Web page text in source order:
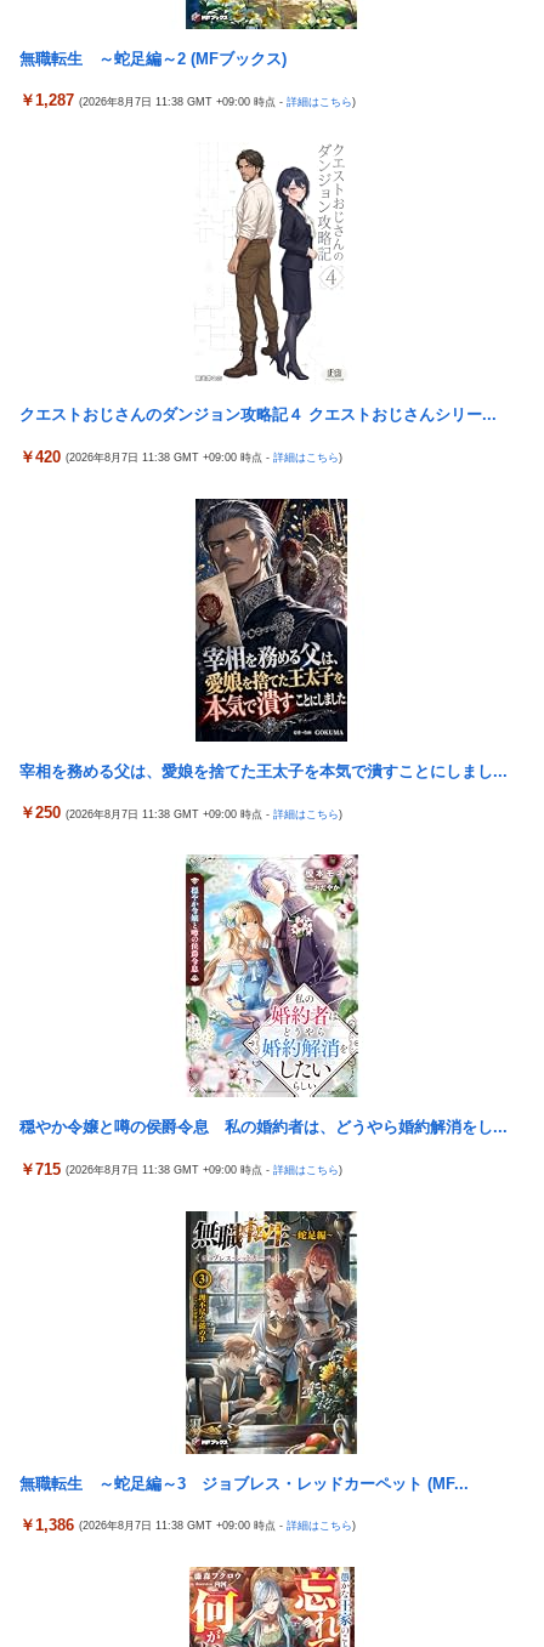
パチンコ配信者さん、ミスでSEEDをパンクさせてしまう…
投資家ワイ、スマホポチッとするだけで大金を稼いでしまう
積水ハウス「地面師に55億円騙し取られた…」ワイ「はえーかわ
いそう…会社滅茶苦茶やろなぁ」
ロッテ毛利海大、vs西武0.92 vsその他7.41
【新台】山佐「スマスロゼーガペインETR」販売告知にて筐体公
開来たぞ！次世代ゼーガシステム起動！！！
中国人22人がタイの空港で搭乗拒否される、警備員が「つり目」
ジェスチャー―香港メディア [8/6]
【動画】大阪府警のおっさん射殺映像が公開される。当然のよう
に無抵抗だったことが発覚
【緊急】世界各地で販売の中国企業Zbtlink製ルーター20機種に
的すぎる未来予測を提示して……
15歳少女に薬と酒飲ませカラオケ店で性的暴行、動画撮影 54歳
無職を再逮捕 動画770本も見つかる
大日本帝国陸軍「侵攻できたとして、食糧どうすんだよ」大本営
「現地調達」陸軍「え？」
【FF16】 「ファイナルファンタジー16」発売日が6/22に決定＆
最新PV公開！思ったより発売早い…もう半年後か！
韓国が独島を不法占拠？…日本の高校新教科書、また強引な主張
ドンキのうなぎ食べた14人が食中毒…3歳児から75歳まで被害
「日本放送協会です」と名乗る男にドアを開けたら地獄…テレビ
せた←警察官の神対応に感謝しかない
参政党・神谷代表、高市政権の食料品減税を「天下の愚策」と一
【艦これ】 E3-4のラスダンは航空優勢は取るの？取らないの？
【画像】 JKさん、日本最大級の”水かけ祭り”フェスでおっ〇ぱ
い丸見え！大量ぶっかけハプニングｗｗｗ
Switch2版『モンハンワイルズ』の動作環境が判明！
【画像】 『バニーガーデン』のフィギュア、マン肉が見えてしま
う
【NBA】エンビードが新シーズンに向けての好調ぶりを披露 な
鈴木奈々「垂れてたバストが上がった！」「今が一番バスト大き
い！」下着姿で豊満な美バストを披露
積水ハウス「地面師に55億円騙し取られた…」 ワイ「はえーかわ
いそう…会社滅茶苦茶やろなぁ」
海外「さすが日本！」日本の医療従事者の倫理観の高さに海外が
『ほの暮しの庭』パケ版初週売上、Switch2版「21965本」
Switch版「12458本」
伊藤裕樹、次戦勝利でタイトルマッチへ
勃発ｗｗｗ
【悲報】上沼恵美子ブチギレ「簡単にそうめん作れ言うけど、そ
うめん作りて地獄なんよ」
日経平均2013「1万円です」日経平均2026「6万円です」←これ
海外「新キャラもヤバいｗ」ヤニねこ第6話の海外反応
【画像】 『バニーガーデン』のフィギュア、マン肉が見えてしま
お足の状態の方を心配されてしまう
海外「さすが日本！」日本の医療従事者の倫理観の高さに海外が
「Sゴーゴージャグラー4KT（北電子）」「Lライザのアトリエ
KD（北電子）」が検定通過
職場の人妻と不倫をして、ついに、、、
伊藤裕樹、次戦勝利でタイトルマッチへ
【ウマ娘】バッドイベントの中でもサボり癖だけは許さん
【スパロボ】インパクトやアルファ外伝くらいのバランス求
撃で倒せてたけどね
増水した川に取り残されたアライグマ、パドルボードで救助され
て人の脚の下に潜り込む【海外の反応】
無職転生 ～蛇足編～2 (MFブックス)
￥1,287 (2026年8月7日 11:38 GMT +09:00 時点 - 詳細はこちら)
クエストおじさんのダンジョン攻略記４ クエストおじさんシリー...
￥420 (2026年8月7日 11:38 GMT +09:00 時点 - 詳細はこちら)
宰相を務める父は、愛娘を捨てた王太子を本気で潰すことにしまし...
￥250 (2026年8月7日 11:38 GMT +09:00 時点 - 詳細はこちら)
穏やか令嬢と噂の侯爵令息 私の婚約者は、どうやら婚約解消をし...
￥715 (2026年8月7日 11:38 GMT +09:00 時点 - 詳細はこちら)
無職転生 ～蛇足編～3 ジョブレス・レッドカーペット (MF...
￥1,386 (2026年8月7日 11:38 GMT +09:00 時点 - 詳細はこちら)